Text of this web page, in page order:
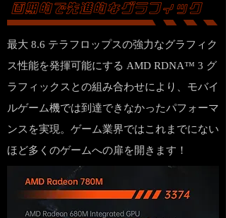
最大 8.6 テラフロップスの強力なグラフィク
ス性能を発揮可能にする AMD RDNA™ 3 グ
ラフィックスとの組み合わせにより、モバイ
ルゲーム機では到達できなかったパフォーマ
ンスを実現。ゲーム業界ではこれまでにない
ほど多くのゲームへの扉を開きます！